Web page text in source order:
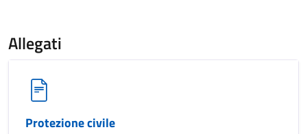
Allegati
Protezione civile